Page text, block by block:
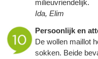
milieuvriendelijk.
Ida, Elim
Persoonlijk en
De wollen maillot
sokken. Beide